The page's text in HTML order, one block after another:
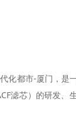
化都市-厦门，是
滤芯）的研发、生